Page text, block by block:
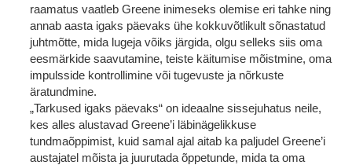
raamatus vaatleb Greene inimeseks olemise eri tahke ning
annab aasta igaks päevaks ühe kokkuvõtlikult sõnastatud
juhtmõtte, mida lugeja võiks järgida, olgu selleks siis oma
eesmärkide saavutamine, teiste käitumise mõistmine, oma
impulsside kontrollimine või tugevuste ja nõrkuste
äratundmine.
„Tarkused igaks päevaks“ on ideaalne sissejuhatus neile,
kes alles alustavad Greene’i läbinägelikkuse
tundmaõppimist, kuid samal ajal aitab ka paljudel Greene’i
austajatel mõista ja juurutada õppetunde, mida ta oma